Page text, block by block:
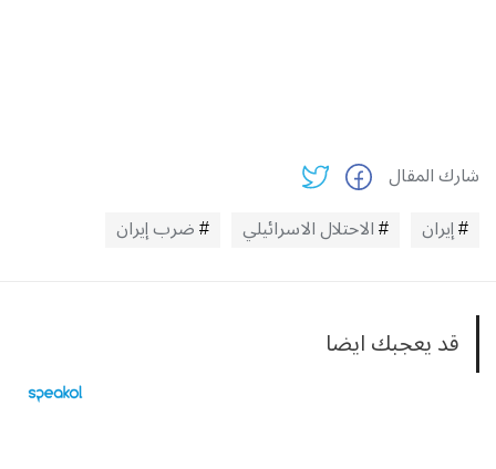
شارك المقال
إيران
الاحتلال الاسرائيلي ضرب إيران
قد يعجبك ايضا